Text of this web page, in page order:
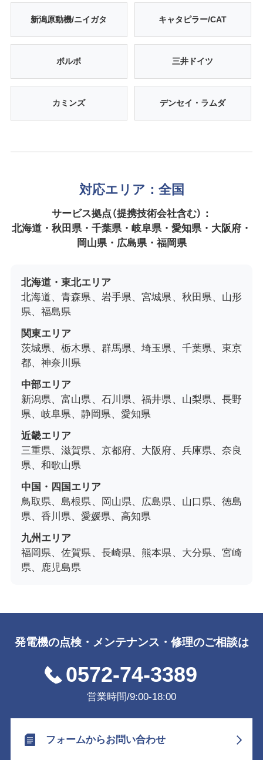
新潟原動機/ニイガタ キャタピラー/CAT
ボルボ 三井ドイツ
カミンズ デンセイ・ラムダ
対応エリア：全国
サービス拠点（提携技術会社含む）：
北海道・秋田県・千葉県・岐阜県・愛知県・大阪府・
岡山県・広島県・福岡県
北海道・東北エリア
北海道、青森県、岩手県、宮城県、秋田県、山形
県、福島県
関東エリア
茨城県、栃木県、群馬県、埼玉県、千葉県、東京
都、神奈川県
中部エリア
新潟県、富山県、石川県、福井県、山梨県、長野
県、岐阜県、静岡県、愛知県
近畿エリア
三重県、滋賀県、京都府、大阪府、兵庫県、奈良
県、和歌山県
中国・四国エリア
鳥取県、島根県、岡山県、広島県、山口県、徳島
県、香川県、愛媛県、高知県
九州エリア
福岡県、佐賀県、長崎県、熊本県、大分県、宮崎
県、鹿児島県
発電機の点検・メンテナンス・修理のご相談は
0572-74-3389
営業時間/9:00-18:00
フォームからお問い合わせ